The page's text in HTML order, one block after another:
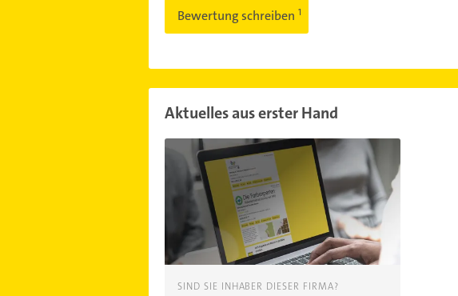
Bewertung schreiben
Aktuelles aus erster Hand
SIND SIE INHABER DIESER FIRMA?